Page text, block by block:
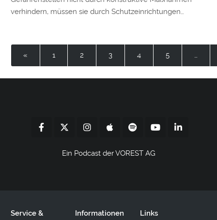
verhindern, müssen sie durch Schutzeinrichtungen…
« 1 2 3 4 5
Ein Podcast der VOREST AG
Service &
Informationen Links